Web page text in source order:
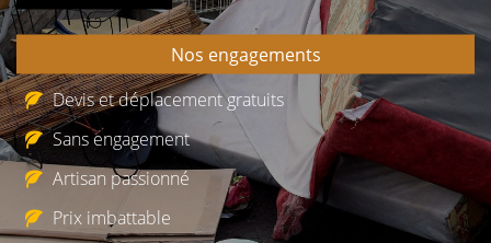
Nos engagements
Devis et déplacement gratuits
Sans engagement
Artisan passionné
Prix imbattable